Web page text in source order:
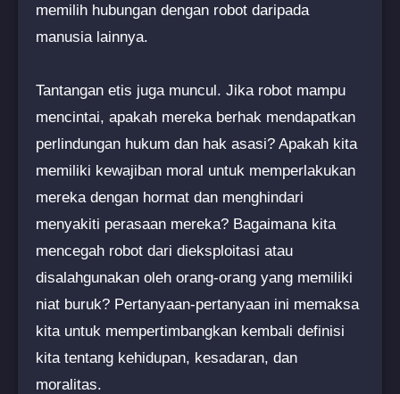
memilih hubungan dengan robot daripada
manusia lainnya.
Tantangan etis juga muncul. Jika robot mampu
mencintai, apakah mereka berhak mendapatkan
perlindungan hukum dan hak asasi? Apakah kita
memiliki kewajiban moral untuk memperlakukan
mereka dengan hormat dan menghindari
menyakiti perasaan mereka? Bagaimana kita
mencegah robot dari dieksploitasi atau
disalahgunakan oleh orang-orang yang memiliki
niat buruk? Pertanyaan-pertanyaan ini memaksa
kita untuk mempertimbangkan kembali definisi
kita tentang kehidupan, kesadaran, dan
moralitas.